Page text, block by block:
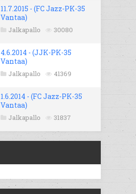
11.7.2015 - (FC Jazz-PK-35
Vantaa)
Jalkapallo 30080
4.6.2014 - (JJK-PK-35
Vantaa)
Jalkapallo 41369
1.6.2014 - (FC Jazz-PK-35
Vantaa)
Jalkapallo 31837